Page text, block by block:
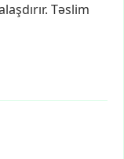
Təslim